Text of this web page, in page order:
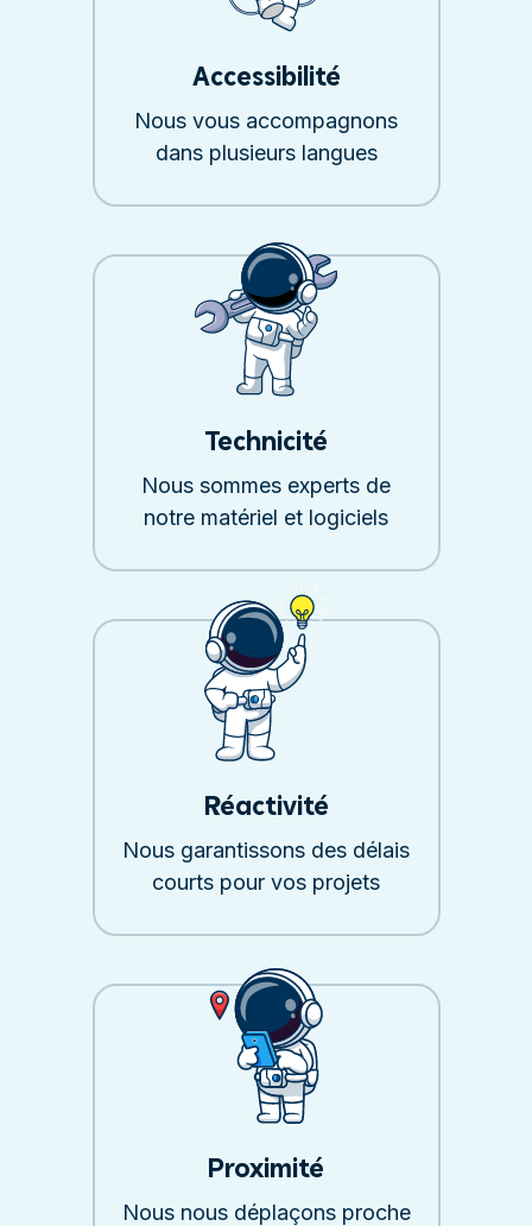
Accessibilité
Nous vous accompagnons
dans plusieurs langues
Technicité
Nous sommes experts de
notre matériel et logiciels
Réactivité
Nous garantissons des délais
courts pour vos projets
Proximité
Nous nous déplaçons proche